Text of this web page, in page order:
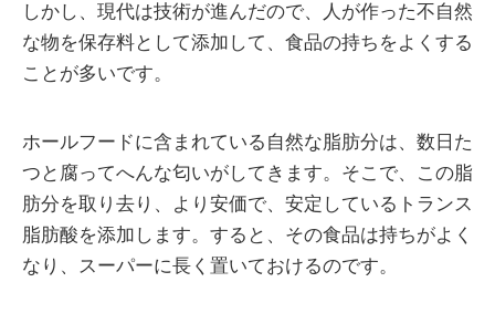
しかし、現代は技術が進んだので、人が作った不自然
な物を保存料として添加して、食品の持ちをよくする
ことが多いです。
ホールフードに含まれている自然な脂肪分は、数日た
つと腐ってへんな匂いがしてきます。そこで、この脂
肪分を取り去り、より安価で、安定しているトランス
脂肪酸を添加します。すると、その食品は持ちがよく
なり、スーパーに長く置いておけるのです。